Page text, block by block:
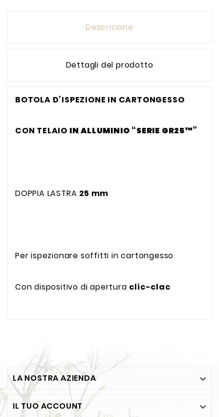
Descrizione
Dettagli del prodotto
BOTOLA D’ISPEZIONE IN CARTONGESSO
CON TELAIO IN ALLUMINIO “SERIE GR25™”
DOPPIA LASTRA 25 mm
Per ispezionare soffitti in cartongesso
Con dispositivo di apertura clic-clac
LA NOSTRA AZIENDA 
IL TUO ACCOUNT 